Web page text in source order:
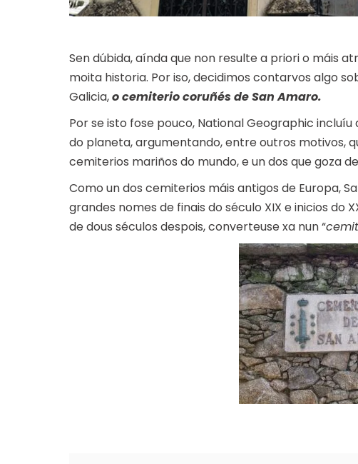
Sen dúbida, aínda que non resulte a priori o máis
moita historia. Por iso, decidimos contarvos algo
Galicia,o cemiterio coruñés de San Amaro.
Por se isto fose pouco, National Geographic
do planeta, argumentando, entre outros motivos,
cemiterios mariños do mundo, e un dos que goza
Como un dos cemiterios máis antigos de Europa,
grandes nomes de finais do século XIX e inicios do
de dous séculos despois, converteuse xa nun “